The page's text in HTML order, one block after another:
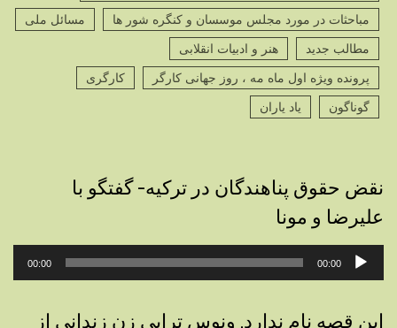
مباحثات در مورد مجلس موسسان و کنگره شور ها
مسائل ملی
مطالب جدید
هنر و ادبیات انقلابی
پرونده ویژه اول ماه مه ، روز جهانی کارگر
کارگری
گوناگون
یاد یاران
نقض حقوق پناهندگان در ترکیه- گفتگو با
علیرضا و مونا
پخش‌کننده
صوت
00:00
00:00
این قصه نام ندارد. ونوس ترابی زن زندانی از